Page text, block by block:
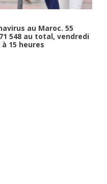
au Maroc. 55
548 au total, vendredi
15 heures